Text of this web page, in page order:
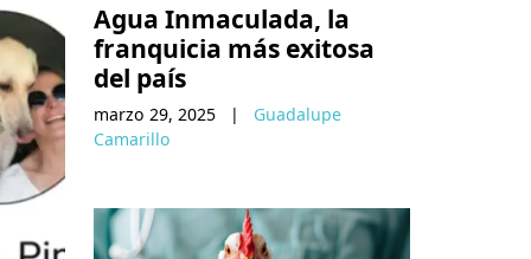
Agua Inmaculada, la
franquicia más exitosa
del país
marzo 29, 2025 |
Guadalupe
Camarillo